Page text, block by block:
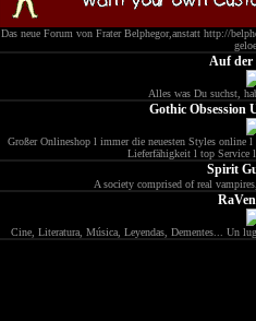
Das neue Forum von Frater Belphegor,anstatt http://
Auf der
Alles was Du suchst,
Gothic Obsession
Großer Onlineshop l immer die neuesten Styles online
Lieferfähigkeit l top Service
Spirit
A society comprised of real
Cine, Literatura, Música, Leyendas, Dementes... Un